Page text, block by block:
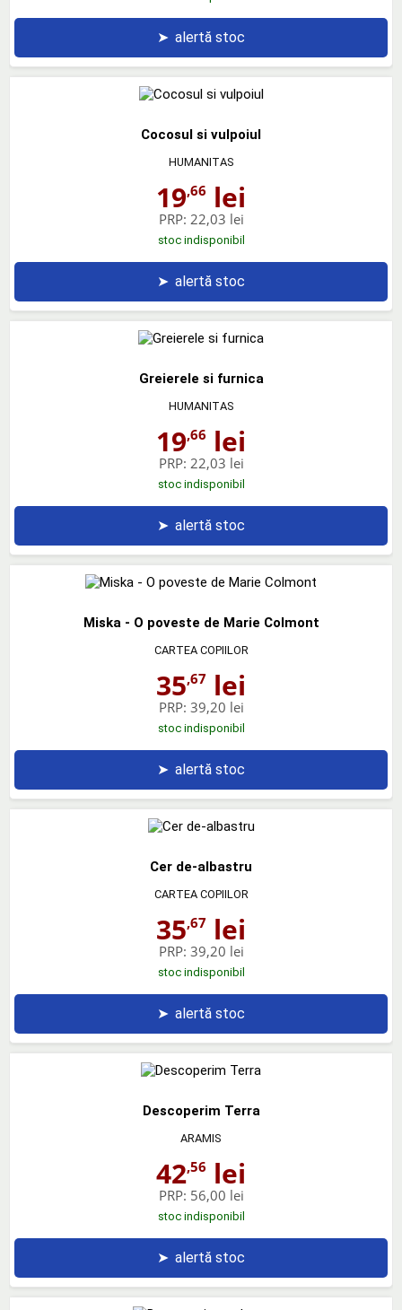
➤ alertă stoc
Cocosul si vulpoiul
HUMANITAS
19,66 lei
PRP: 22,03 lei
stoc indisponibil
➤ alertă stoc
Greierele si furnica
HUMANITAS
19,66 lei
PRP: 22,03 lei
stoc indisponibil
➤ alertă stoc
Miska - O poveste de Marie Colmont
CARTEA COPIILOR
35,67 lei
PRP: 39,20 lei
stoc indisponibil
➤ alertă stoc
Cer de-albastru
CARTEA COPIILOR
35,67 lei
PRP: 39,20 lei
stoc indisponibil
➤ alertă stoc
Descoperim Terra
ARAMIS
42,56 lei
PRP: 56,00 lei
stoc indisponibil
➤ alertă stoc